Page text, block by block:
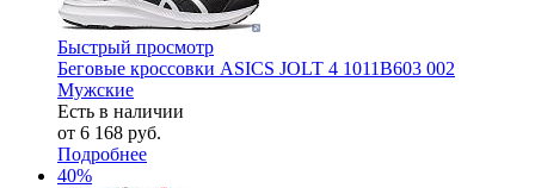
Быстрый просмотр
Беговые кроссовки ASICS JOLT 4 1011B603 002
Мужские
Есть в наличии
от 6 168 руб.
Подробнее
40%